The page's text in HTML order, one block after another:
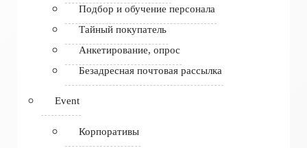
Подбор и обучение персонала
Тайный покупатель
Анкетирование, опрос
Безадресная почтовая рассылка
Event
Корпоративы